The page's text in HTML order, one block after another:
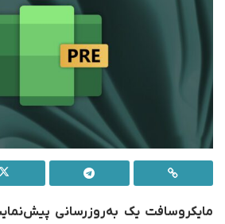
مایکروسافت یک به‌روزرسانی